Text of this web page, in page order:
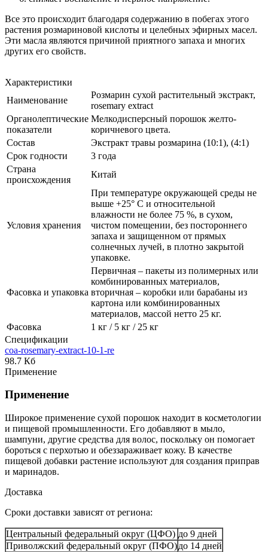
Все это происходит благодаря содержанию в побегах этого
растения розмариновой кислоты и целебных эфирных масел.
Эти масла являются причиной приятного запаха и многих
других его свойств.
Характеристики
Наименование
Розмарин сухой растительный экстракт,
rosemary extract
Органолептические
показатели
Мелкодисперсный порошок желто-
коричневого цвета.
Состав
Экстракт травы розмарина (10:1), (4:1)
Срок годности
3 года
Страна
происхождения
Китай
Условия хранения
При температуре окружающей среды не
выше +25° С и относительной
влажности не более 75 %, в сухом,
чистом помещении, без постороннего
запаха и защищенном от прямых
солнечных лучей, в плотно закрытой
упаковке.
Фасовка и упаковка
Первичная – пакеты из полимерных или
комбинированных материалов,
вторичная – коробки или барабаны из
картона или комбинированных
материалов, массой нетто 25 кг.
Фасовка
1 кг / 5 кг / 25 кг
Спецификации
coa-rosemary-extract-10-1-re
98.7 Кб
Применение
Применение
Широкое применение сухой порошок находит в косметологии
и пищевой промышленности. Его добавляют в мыло,
шампуни, другие средства для волос, поскольку он помогает
бороться с перхотью и обеззараживает кожу. В качестве
пищевой добавки растение используют для создания приправ
и маринадов.
Доставка
Сроки доставки зависят от региона:
Центральный федеральный округ (ЦФО) до 9 дней
Приволжский федеральный округ (ПФО)до 14 дней